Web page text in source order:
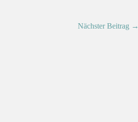
Nächster Beitrag →